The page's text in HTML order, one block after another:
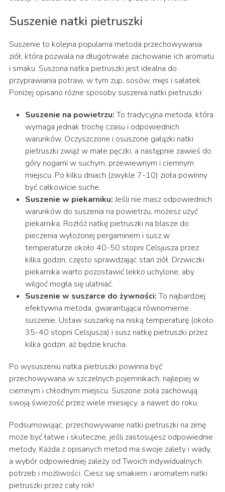
Suszenie natki pietruszki
Suszenie to kolejna popularna metoda przechowywania
ziół, która pozwala na długotrwałe zachowanie ich aromatu
i smaku. Suszona natka pietruszki jest idealna do
przyprawiania potraw, w tym zup, sosów, mięs i sałatek.
Poniżej opisano różne sposoby suszenia natki pietruszki:
Suszenie na powietrzu:To tradycyjna metoda, która
wymaga jednak trochę czasu i odpowiednich
warunków. Oczyszczone i osuszone gałązki natki
pietruszki zwiąż w małe pęczki, a następnie zawieś do
góry nogami w suchym, przewiewnym i ciemnym
miejscu. Po kilku dniach (zwykle 7-10) zioła powinny
być całkowicie suche.
Suszenie w piekarniku:Jeśli nie masz odpowiednich
warunków do suszenia na powietrzu, możesz użyć
piekarnika. Rozłóż natkę pietruszki na blasze do
pieczenia wyłożonej pergaminem i susz w
temperaturze około 40-50 stopni Celsjusza przez
kilka godzin, często sprawdzając stan ziół. Drzwiczki
piekarnika warto pozostawić lekko uchylone, aby
wilgoć mogła się ulatniać.
Suszenie w suszarce do żywności:To najbardziej
efektywna metoda, gwarantująca równomierne
suszenie. Ustaw suszarkę na niską temperaturę (około
35-40 stopni Celsjusza) i susz natkę pietruszki przez
kilka godzin, aż będzie krucha.
Po wysuszeniu natka pietruszki powinna być
przechowywana w szczelnych pojemnikach, najlepiej w
ciemnym i chłodnym miejscu. Suszone zioła zachowują
swoją świeżość przez wiele miesięcy, a nawet do roku.
Podsumowując, przechowywanie natki pietruszki na zimę
może być łatwe i skuteczne, jeśli zastosujesz odpowiednie
metody. Każda z opisanych metod ma swoje zalety i wady,
a wybór odpowiedniej zależy od Twoich indywidualnych
potrzeb i możliwości. Ciesz się smakiem i aromatem natki
pietruszki przez cały rok!